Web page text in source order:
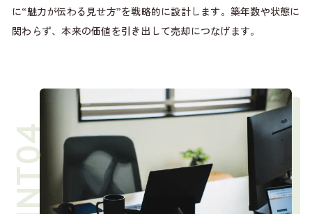
に“魅力が伝わる見せ方”を戦略的に設計します。築年数や状態に
関わらず、本来の価値を引き出して売却につなげます。